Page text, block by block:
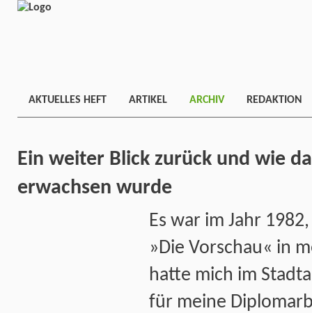
AKTUELLES HEFT ARTIKEL ARCHIV REDAKTION
Ein weiter Blick zurück und wie
erwachsen wurde
Es war im Jahr
»Die Vorschau« in
hatte mich im
für meine